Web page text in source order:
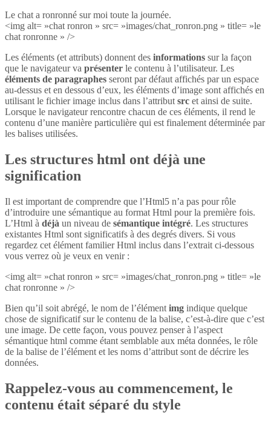
Le chat a ronronné sur moi toute la journée.
<img alt= »chat ronron » src= »images/chat_ronron.png » title= »le
chat ronronne » />
Les éléments (et attributs) donnent des informations sur la façon
que le navigateur va présenter le contenu à l’utilisateur. Les
éléments de paragraphes seront par défaut affichés par un espace
au-dessus et en dessous d’eux, les éléments d’image sont affichés en
utilisant le fichier image inclus dans l’attribut src et ainsi de suite.
Lorsque le navigateur rencontre chacun de ces éléments, il rend le
contenu d’une manière particulière qui est finalement déterminée par
les balises utilisées.
Les structures html ont déjà une
signification
Il est important de comprendre que l’Html5 n’a pas pour rôle
d’introduire une sémantique au format Html pour la première fois.
L’Html à déjà un niveau de sémantique intégré. Les structures
existantes Html sont significatifs à des degrés divers. Si vous
regardez cet élément familier Html inclus dans l’extrait ci-dessous
vous verrez où je veux en venir :
<img alt= »chat ronron » src= »images/chat_ronron.png » title= »le
chat ronronne » />
Bien qu’il soit abrégé, le nom de l’élément img indique quelque
chose de significatif sur le contenu de la balise, c’est-à-dire que c’est
une image. De cette façon, vous pouvez penser à l’aspect
sémantique html comme étant semblable aux méta données, le rôle
de la balise de l’élément et les noms d’attribut sont de décrire les
données.
Rappelez-vous au commencement, le
contenu était séparé du style